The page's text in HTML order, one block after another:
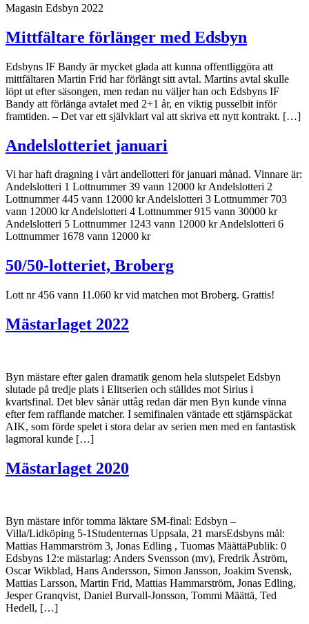
Magasin Edsbyn 2022
Mittfältare förlänger med Edsbyn
Edsbyns IF Bandy är mycket glada att kunna offentliggöra att
mittfältaren Martin Frid har förlängt sitt avtal. Martins avtal skulle
löpt ut efter säsongen, men redan nu väljer han och Edsbyns IF
Bandy att förlänga avtalet med 2+1 år, en viktig pusselbit inför
framtiden. – Det var ett självklart val att skriva ett nytt kontrakt. […]
Andelslotteriet januari
Vi har haft dragning i vårt andellotteri för januari månad. Vinnare är:
Andelslotteri 1 Lottnummer 39 vann 12000 kr Andelslotteri 2
Lottnummer 445 vann 12000 kr Andelslotteri 3 Lottnummer 703
vann 12000 kr Andelslotteri 4 Lottnummer 915 vann 30000 kr
Andelslotteri 5 Lottnummer 1243 vann 12000 kr Andelslotteri 6
Lottnummer 1678 vann 12000 kr
50/50-lotteriet, Broberg
Lott nr 456 vann 11.060 kr vid matchen mot Broberg. Grattis!
Mästarlaget 2022
Byn mästare efter galen dramatik genom hela slutspelet Edsbyn
slutade på tredje plats i Elitserien och ställdes mot Sirius i
kvartsfinal. Det blev sånär uttåg redan där men Byn kunde vinna
efter fem rafflande matcher. I semifinalen väntade ett stjärnspäckat
AIK, som förde spelet i stora delar av serien men med en fantastisk
lagmoral kunde […]
Mästarlaget 2020
Byn mästare inför tomma läktare SM-final: Edsbyn –
Villa/Lidköping 5-1Studenternas Uppsala, 21 marsEdsbyns mål:
Mattias Hammarström 3, Jonas Edling , Tuomas MäättäPublik: 0
Edsbyns 12:e mästarlag: Anders Svensson (mv), Fredrik Åström,
Oscar Wikblad, Hans Andersson, Simon Jansson, Joakim Svensk,
Mattias Larsson, Martin Frid, Mattias Hammarström, Jonas Edling,
Jesper Granqvist, Daniel Burvall-Jonsson, Tommi Määttä, Ted
Hedell, […]